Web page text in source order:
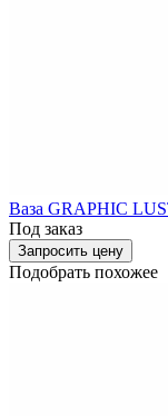
Ваза GRAPHIC
Под заказ
Запросить цену
Подобрать похожее